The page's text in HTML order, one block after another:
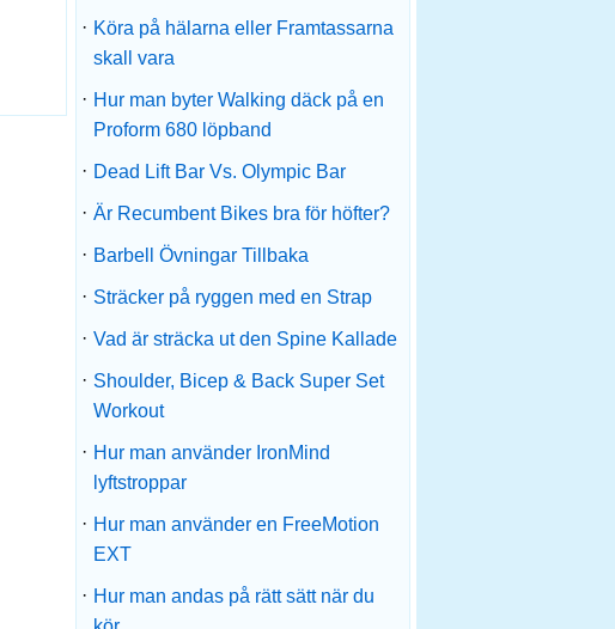
· Köra på hälarna eller Framtassarna
skall vara
· Hur man byter Walking däck på en
Proform 680 löpband
· Dead Lift Bar Vs. Olympic Bar
· Är Recumbent Bikes bra för höfter?
· Barbell Övningar Tillbaka
· Sträcker på ryggen med en Strap
· Vad är sträcka ut den Spine Kallade
· Shoulder, Bicep & Back Super Set
Workout
· Hur man använder IronMind
lyftstroppar
· Hur man använder en FreeMotion
EXT
· Hur man andas på rätt sätt när du